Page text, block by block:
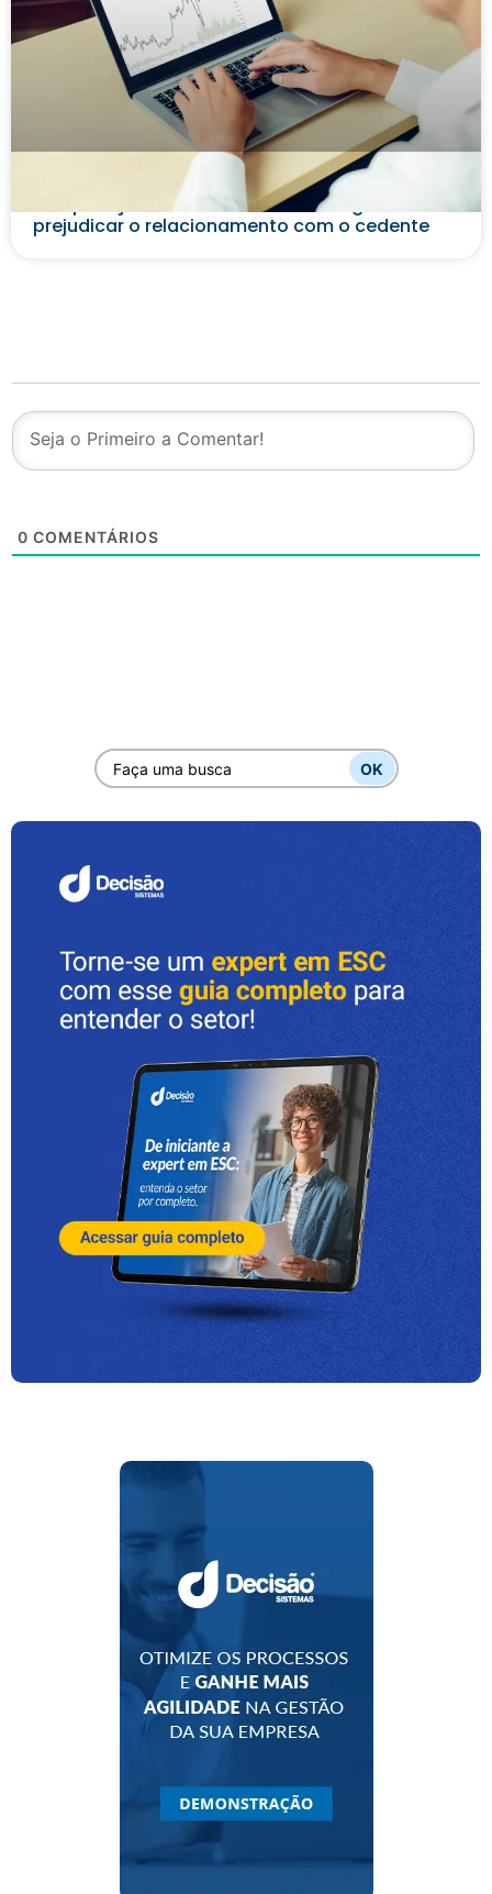
Além da cobrança: estratégias para
recuperação de crédito no Factoring sem
prejudicar o relacionamento com o cedente
0 COMENTÁRIOS